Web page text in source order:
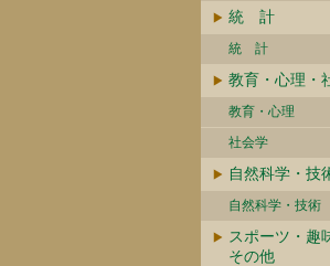
統 計
統 計
教育・心理・
教育・心理
社会学
自然科学・技
自然科学・技術
スポーツ・趣
その他